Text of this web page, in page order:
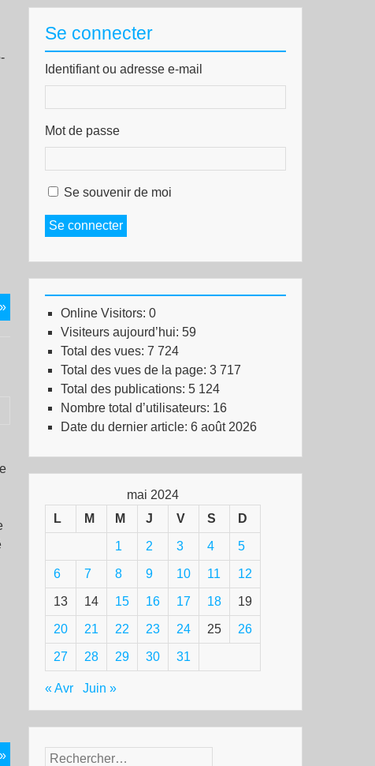
“arracher
meilleure”
Kanaky/Nouvelle-
Calédonie
répéterait-
Nouvelle-
Se connecter
Identifiant ou adresse e-mail
Mot de passe
Se souvenir de moi
Se connecter
Online Visitors: 0
Visiteurs aujourd’hui: 59
Total des vues: 7 724
Total des vues de la page: 3 717
Total des publications: 5 124
Nombre total d’utilisateurs: 16
Date du dernier article: 6 août 2026
mai 2024
L
M M J V S D
1 2 3 4 5
6 7 8 9 10 11 12
13 14 15 16 17 18 19
20 21 22 23 24 25 26
27 28 29 30 31
« Avr Juin »
Rechercher :